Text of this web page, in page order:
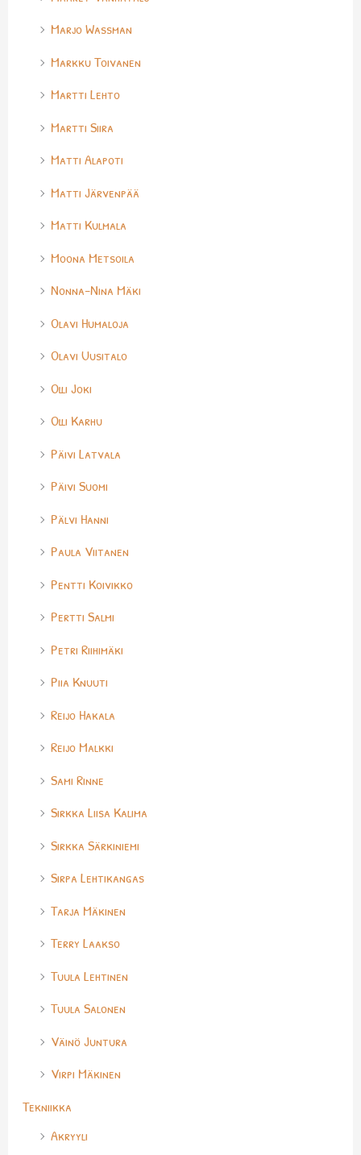
Marjo Wassman
Markku Toivanen
Martti Lehto
Martti Siira
Matti Alapoti
Matti Järvenpää
Matti Kulmala
Moona Metsoila
Nonna-Nina Mäki
Olavi Humaloja
Olavi Uusitalo
Olli Joki
Olli Karhu
Päivi Latvala
Päivi Suomi
Pälvi Hanni
Paula Viitanen
Pentti Koivikko
Pertti Salmi
Petri Riihimäki
Piia Knuuti
Reijo Hakala
Reijo Malkki
Sami Rinne
Sirkka Liisa Kalima
Sirkka Särkiniemi
Sirpa Lehtikangas
Tarja Mäkinen
Terry Laakso
Tuula Lehtinen
Tuula Salonen
Väinö Juntura
Virpi Mäkinen
Tekniikka
Akryyli